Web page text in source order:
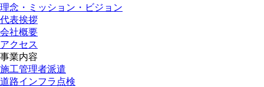
理念・ミッション・ビジョン
代表挨拶
会社概要
アクセス
事業内容
施工管理者派遣
道路インフラ点検